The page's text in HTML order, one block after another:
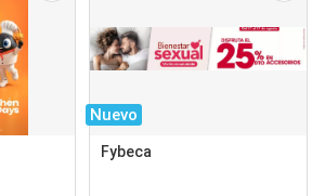
Nuevo
Fybeca